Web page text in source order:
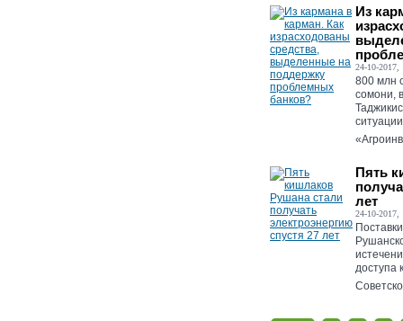
Из
24-10-2017,
800 млн
сомони,
Пять
лет
24-10-2017,
доступа